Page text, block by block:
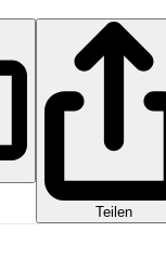
Teilen